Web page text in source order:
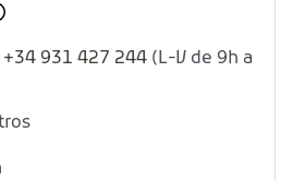
+34 931 427 244 (L-V de 9h a